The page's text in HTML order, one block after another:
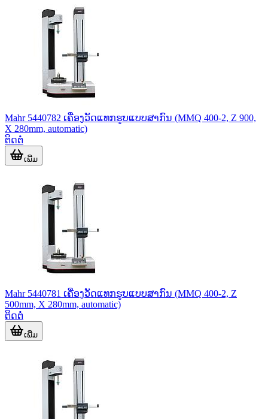
Mahr 5440782 ເຄື່ອງວັດແທກຮູບແບບສາກົນ (MMQ 400-2, Z 900,
X 280mm, automatic)
ຕິດຕໍ່
ເພີ່ມ
Mahr 5440781 ເຄື່ອງວັດແທກຮູບແບບສາກົນ (MMQ 400-2, Z
500mm, X 280mm, automatic)
ຕິດຕໍ່
ເພີ່ມ